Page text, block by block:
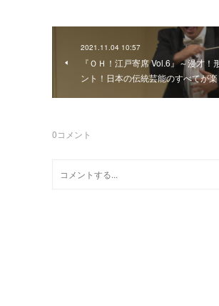
2021.11.04 10:57
『ＯＨ！江戸寄席 Vol.6』～漫才
ント！日本の伝統芸能のすべてが楽
0コメント